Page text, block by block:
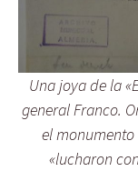
Una joya de la
general Franco.
el
«lucharon